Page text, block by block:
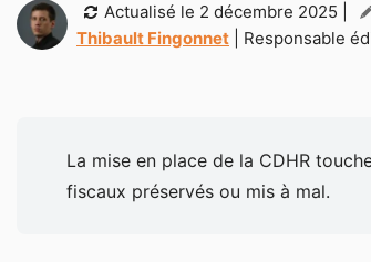
Actualisé le 2 décembre 2025
Thibault Fingonnet
| Responsable
La mise en place de la CDHR
fiscaux préservés ou mis à mal.